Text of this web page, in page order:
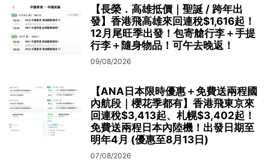
【長榮．高雄抵價｜聖誕 / 跨年出
發】香港飛高雄來回連稅$1,616起！
12月尾旺季出發！包寄艙行李＋手提
行李＋隨身物品！可午去晚返！
09/08/2026
【ANA日本限時優惠＋免費送兩程國
內航段｜櫻花季都有】香港飛東京來
回連稅$3,413起、札幌$3,402起！
免費送兩程日本內陸機！出發日期至
明年4月 (優惠至8月13日)
07/08/2026